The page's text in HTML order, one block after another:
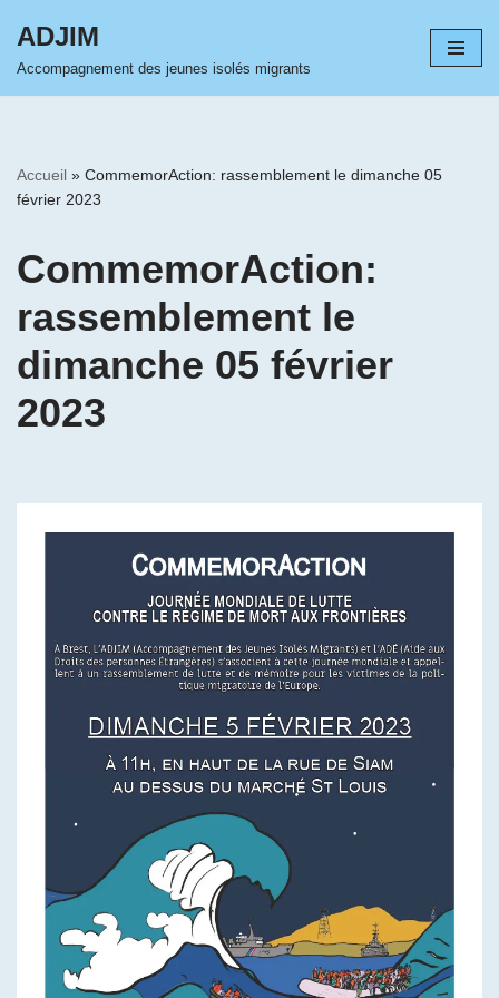
Aller
ADJIM
Accompagnement des jeunes isolés migrants
Accueil » CommemorAction: rassemblement le dimanche 05
février 2023
CommemorAction:
rassemblement le
dimanche 05 février
2023